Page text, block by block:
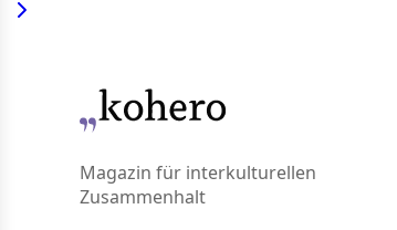
Magazin für interkulturellen
Zusammenhalt